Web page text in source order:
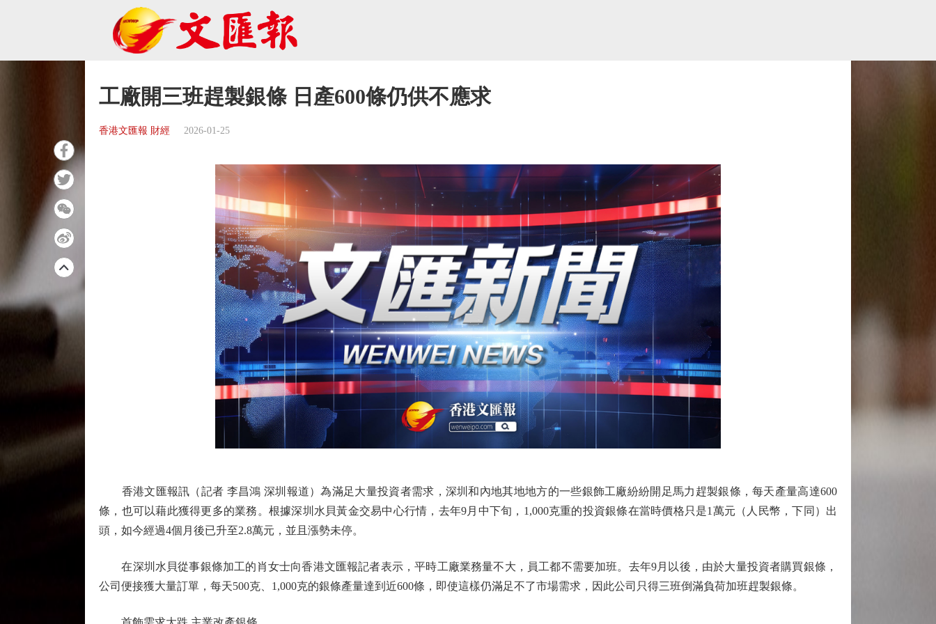
工廠開三班趕製銀條 日產600條仍供不應求
香港文匯報 財經 2026-01-25
香港文匯報訊（記者 李昌鴻 深圳報道）為滿足大量投資者需求，深圳和內地其地地方的一些銀飾工廠紛紛開足馬力趕製銀條，每天產量高達600
條，也可以藉此獲得更多的業務。根據深圳水貝黃金交易中心行情，去年9月中下旬，1,000克重的投資銀條在當時價格只是1萬元（人民幣，下同）出
頭，如今經過4個月後已升至2.8萬元，並且漲勢未停。
在深圳水貝從事銀條加工的肖女士向香港文匯報記者表示，平時工廠業務量不大，員工都不需要加班。去年9月以後，由於大量投資者購買銀條，
公司便接獲大量訂單，每天500克、1,000克的銀條產量達到近600條，即使這樣仍滿足不了市場需求，因此公司只得三班倒滿負荷加班趕製銀條。